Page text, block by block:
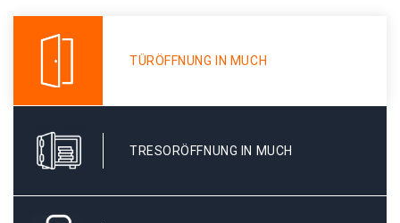
TÜRÖFFNUNG IN MUCH
TRESORÖFFNUNG IN MUCH